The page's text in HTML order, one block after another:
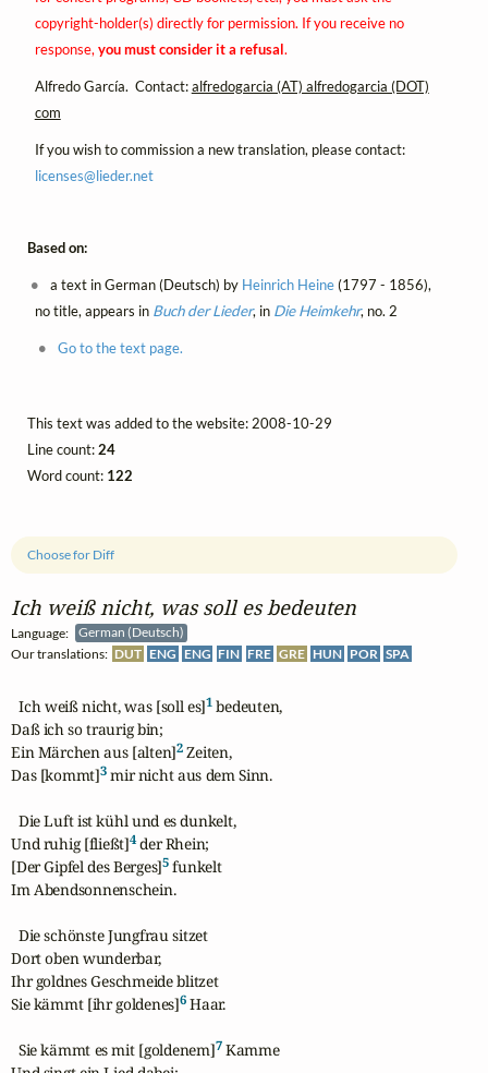
Ich weiß nicht, was soll es bedeuten
Language:
German (Deutsch)
Our translations: DUT ENG ENG FIN FRE GRE HUN POR SPA
Choose for Diff
  Ich weiß nicht, was [soll es]
1 bedeuten,
Daß ich so traurig bin;
Ein Märchen aus [alten]2 Zeiten,
Das [kommt]3 mir nicht aus dem Sinn.
  Die Luft ist kühl und es dunkelt,
Und ruhig [fließt]4 der Rhein;
[Der Gipfel des Berges]5 funkelt
Im Abendsonnenschein.
  Die schönste Jungfrau sitzet
Dort oben wunderbar,
Ihr goldnes Geschmeide blitzet
Sie kämmt [ihr goldenes]6 Haar.
  Sie kämmt es mit [goldenem]
7 Kamme
copyright-holder(s) directly for permission. If you receive no
response, you must consider it a refusal.
Alfredo García. Contact:alfredogarcia (AT) alfredogarcia (DOT)
com
If you wish to commission a new translation, please contact:
licenses@lieder.net
Based on:
a text in German (Deutsch) by Heinrich Heine(1797 - 1856),
no title, appears in Buch der Lieder, in Die Heimkehr, no. 2
Go to the text page.
This text was added to the website: 2008-10-29
Line count:24
Word count: 122